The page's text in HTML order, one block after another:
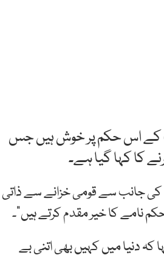
کے اس حکم پر خوش ہیں جس
کا کہا گیا ہے۔
کی جانب سے قومی خزانے سے ذاتی
نامے کا خیر مقدم کرتے ہیں”۔
کہ دنیا میں کہیں بھی اتنی بے